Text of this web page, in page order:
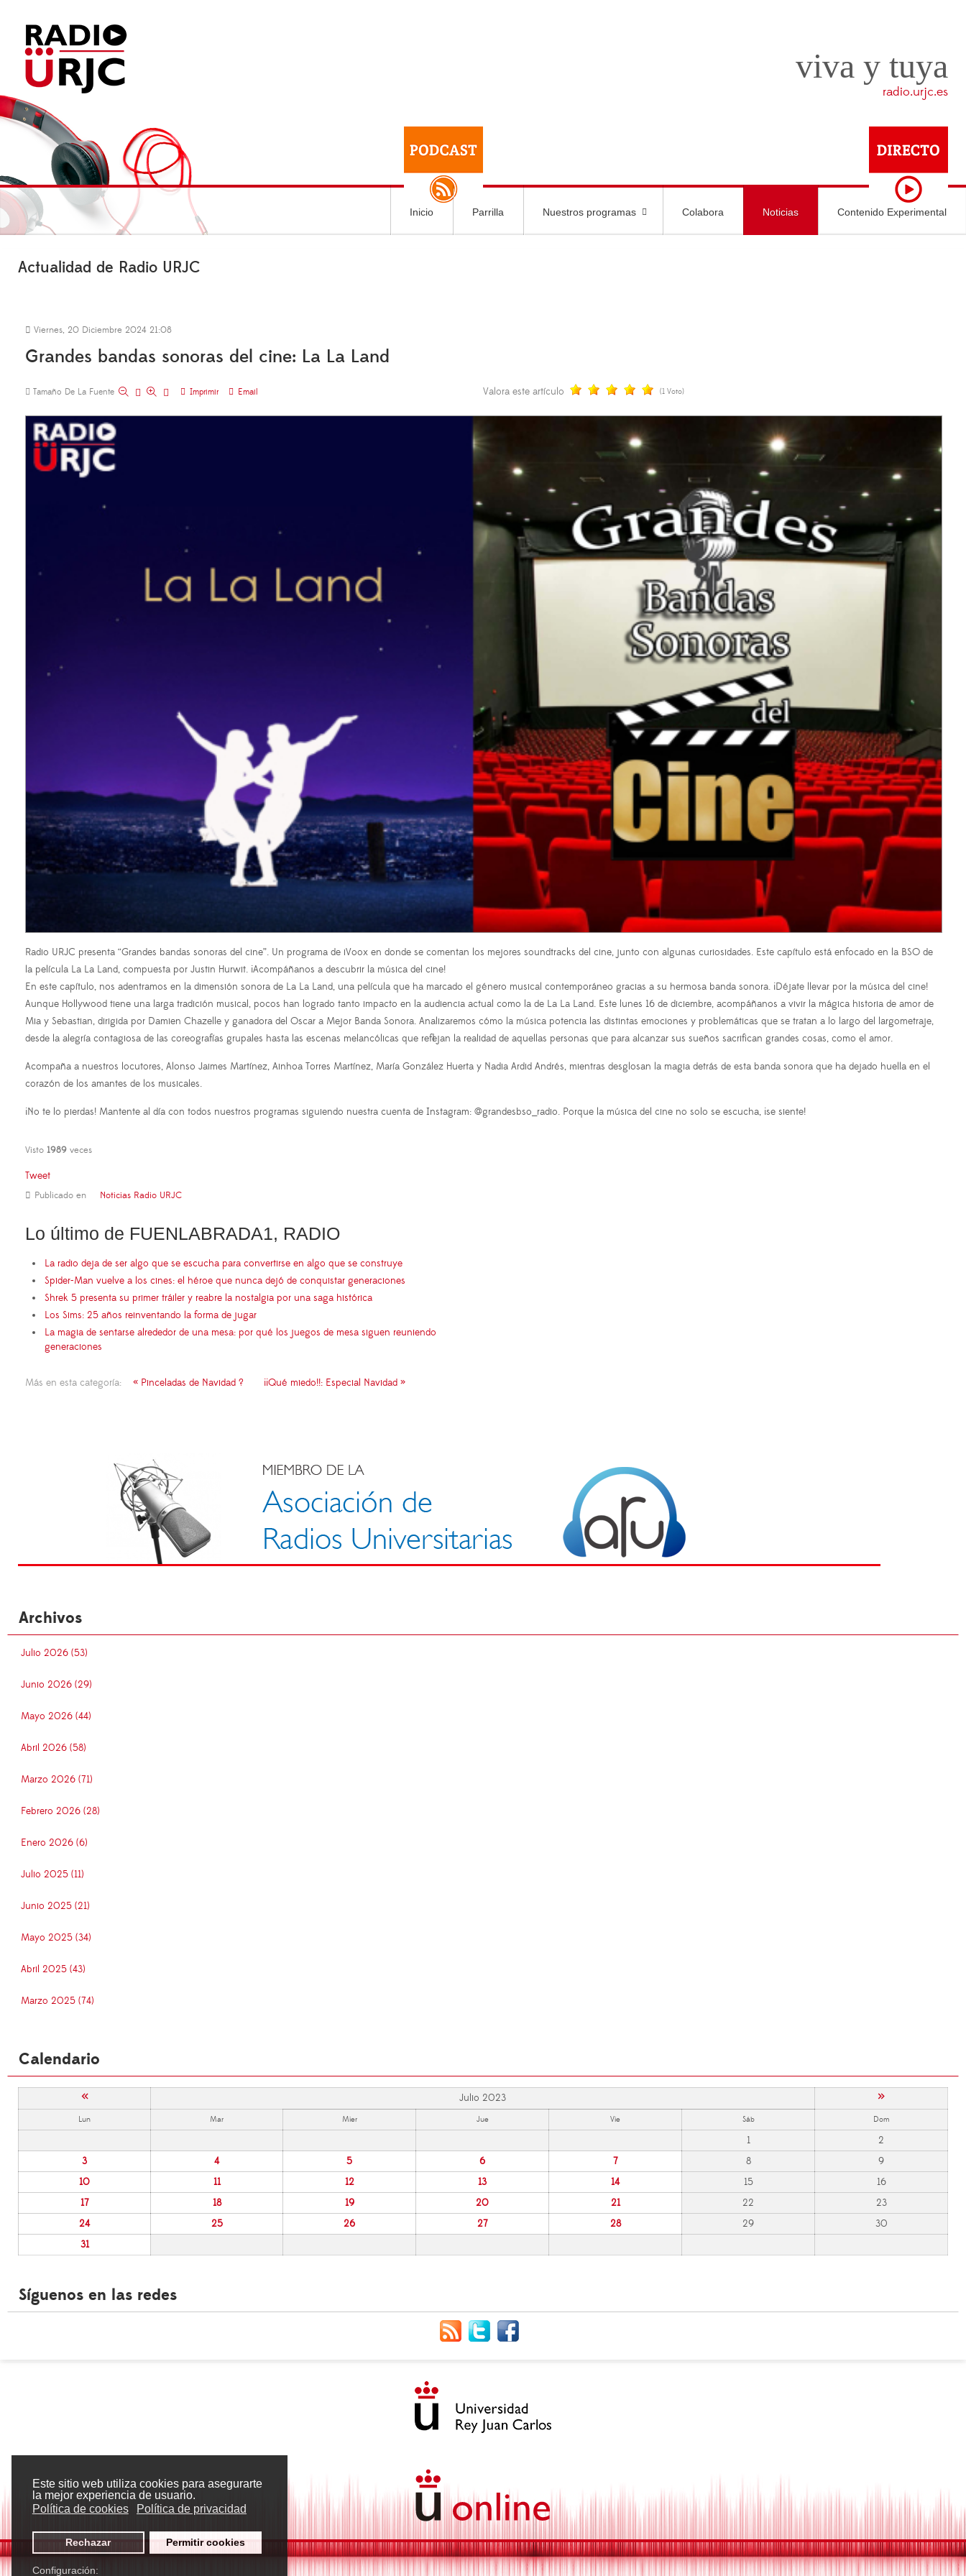
Este sitio web utiliza cookies para asegurarte
la mejor experiencia de usuario.
Política de cookies
Política de privacidad
Rechazar Permitir cookies
Configuración:
viva y tuya
radio.urjc.es
Inicio Parrilla Nuestros programas Colabora Noticias Contenido Experimental
Actualidad de Radio URJC
Viernes, 20 Diciembre 2024 21:08
Grandes bandas sonoras del cine: La La Land
Tamaño De La Fuente Imprimir Email Valora este artículo (1 Voto)
Radio URJC presenta “Grandes bandas sonoras del cine”. Un programa de iVoox en donde se comentan los mejores soundtracks del cine, junto con algunas curiosidades. Este capítulo está enfocado en la BSO de
la película La La Land, compuesta por Justin Hurwit. ¡Acompáñanos a descubrir la música del cine!
En este capítulo, nos adentramos en la dimensión sonora de La La Land, una película que ha marcado el género musical contemporáneo gracias a su hermosa banda sonora. ¡Déjate llevar por la música del cine!
Aunque Hollywood tiene una larga tradición musical, pocos han logrado tanto impacto en la audiencia actual como la de La La Land. Este lunes 16 de diciembre, acompáñanos a vivir la mágica historia de amor de
Mia y Sebastian, dirigida por Damien Chazelle y ganadora del Oscar a Mejor Banda Sonora. Analizaremos cómo la música potencia las distintas emociones y problemáticas que se tratan a lo largo del largometraje,
desde la alegría contagiosa de las coreografías grupales hasta las escenas melancólicas que reflejan la realidad de aquellas personas que para alcanzar sus sueños sacrifican grandes cosas, como el amor.
Acompaña a nuestros locutores, Alonso Jaimes Martínez, Ainhoa Torres Martínez, María González Huerta y Nadia Ardid Andrés, mientras desglosan la magia detrás de esta banda sonora que ha dejado huella en el
corazón de los amantes de los musicales.
¡No te lo pierdas! Mantente al día con todos nuestros programas siguiendo nuestra cuenta de Instagram: @grandesbso_radio. Porque la música del cine no solo se escucha, ¡se siente!
Visto 1989 veces
Tweet
Publicado en Noticias Radio URJC
Lo último de FUENLABRADA1, RADIO
La radio deja de ser algo que se escucha para convertirse en algo que se construye
Spider-Man vuelve a los cines: el héroe que nunca dejó de conquistar generaciones
Shrek 5 presenta su primer tráiler y reabre la nostalgia por una saga histórica
Los Sims: 25 años reinventando la forma de jugar
La magia de sentarse alrededor de una mesa: por qué los juegos de mesa siguen reuniendo
generaciones
Más en esta categoría: « Pinceladas de Navidad ? ¡¡Qué miedo!!: Especial Navidad »
Archivos
Julio 2026 (53)
Junio 2026 (29)
Mayo 2026 (44)
Abril 2026 (58)
Marzo 2026 (71)
Febrero 2026 (28)
Enero 2026 (6)
Julio 2025 (11)
Junio 2025 (21)
Mayo 2025 (34)
Abril 2025 (43)
Marzo 2025 (74)
Calendario
« Julio 2023 »
Lun Mar Mier Jue Vie Sáb Dom
1
2
3
4 5 6 7 8
9
10
11 12 13 14 15
16
17
18 19 20 21 22
23
24
25 26 27 28 29
30
31
Síguenos en las redes